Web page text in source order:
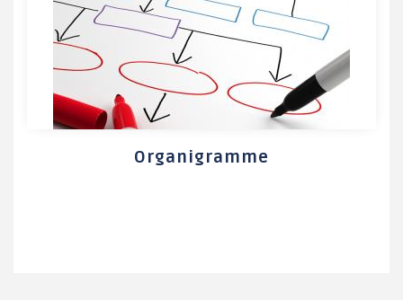
Organigramme